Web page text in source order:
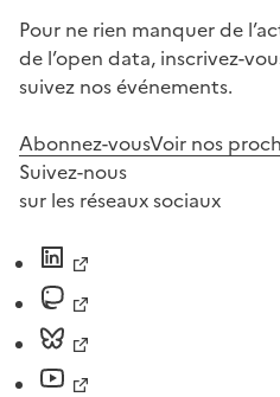
Pour ne rien manquer de
de l’open data, inscrivez-
suivez nos événements.
Abonnez-vousVoir nos
Suivez-nous
sur les réseaux sociaux